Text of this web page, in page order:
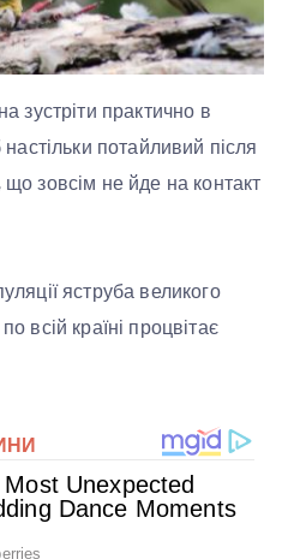
зустріти практично в
потайливий після
зовсім не йде на контакт
яструба великого
всій країні процвітає